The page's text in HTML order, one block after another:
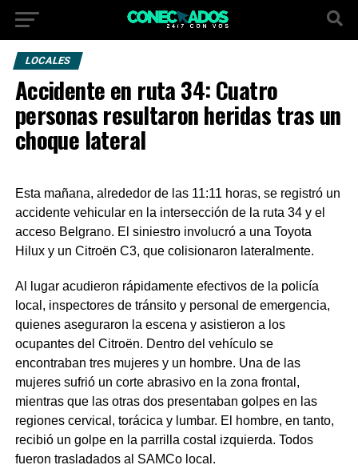
LOCALES
Accidente en ruta 34: Cuatro
personas resultaron heridas tras un
choque lateral
Esta mañana, alrededor de las 11:11 horas, se registró un
accidente vehicular en la intersección de la ruta 34 y el
acceso Belgrano. El siniestro involucró a una Toyota
Hilux y un Citroën C3, que colisionaron lateralmente.
Al lugar acudieron rápidamente efectivos de la policía
local, inspectores de tránsito y personal de emergencia,
quienes aseguraron la escena y asistieron a los
ocupantes del Citroën. Dentro del vehículo se
encontraban tres mujeres y un hombre. Una de las
mujeres sufrió un corte abrasivo en la zona frontal,
mientras que las otras dos presentaban golpes en las
regiones cervical, torácica y lumbar. El hombre, en tanto,
recibió un golpe en la parrilla costal izquierda. Todos
fueron trasladados al SAMCo local.